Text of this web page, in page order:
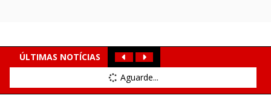
ÚLTIMAS NOTÍCIAS
Aguarde...